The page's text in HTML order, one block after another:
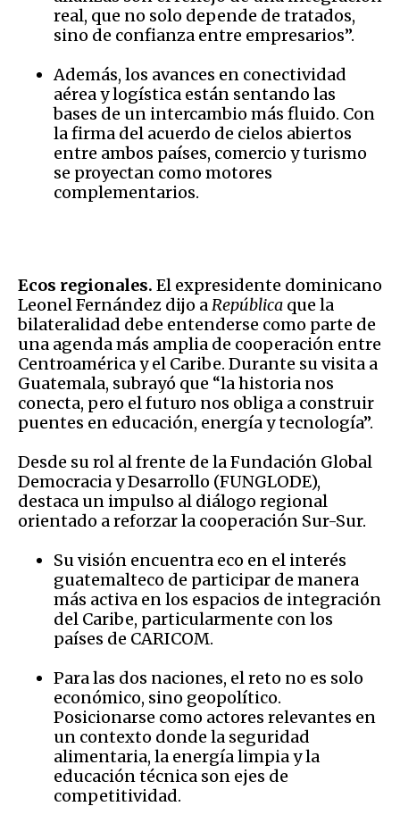
real, que no solo depende de tratados,
sino de confianza entre empresarios”.
Además, los avances en conectividad
aérea y logística están sentando las
bases de un intercambio más fluido. Con
la firma del acuerdo de cielos abiertos
entre ambos países, comercio y turismo
se proyectan como motores
complementarios.
Ecos regionales. El expresidente dominicano
Leonel Fernández dijo aRepública que la
bilateralidad debe entenderse como parte de
una agenda más amplia de cooperación entre
Centroamérica y el Caribe. Durante su visita a
Guatemala, subrayó que “la historia nos
conecta, pero el futuro nos obliga a construir
puentes en educación, energía y tecnología”.
Desde su rol al frente de la Fundación Global
Democracia y Desarrollo (FUNGLODE),
destaca un impulso al diálogo regional
orientado a reforzar la cooperación Sur-Sur.
Su visión encuentra eco en el interés
guatemalteco de participar de manera
más activa en los espacios de integración
del Caribe, particularmente con los
países de CARICOM.
Para las dos naciones, el reto no es solo
económico, sino geopolítico.
Posicionarse como actores relevantes en
un contexto donde la seguridad
alimentaria, la energía limpia y la
educación técnica son ejes de
competitividad.